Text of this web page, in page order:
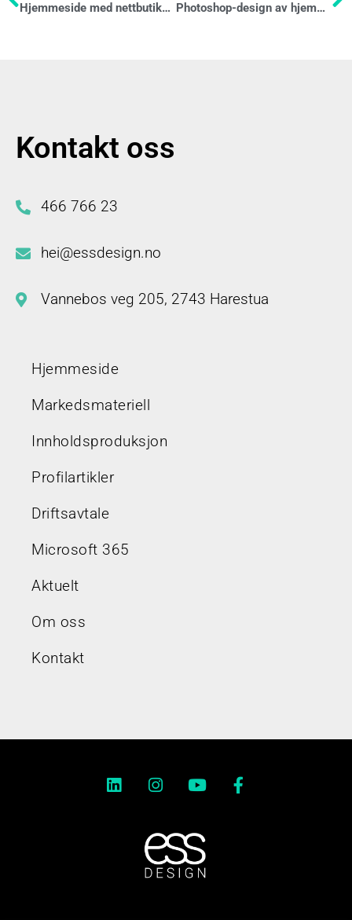
Hjemmeside med nettbutikk for Fjord Minerals Photoshop-design av hjemmeside for Foras Drift
Kontakt oss
466 766 23
hei@essdesign.no
Vannebos veg 205, 2743 Harestua
Hjemmeside
Markedsmateriell
Innholdsproduksjon
Profilartikler
Driftsavtale
Microsoft 365
Aktuelt
Om oss
Kontakt